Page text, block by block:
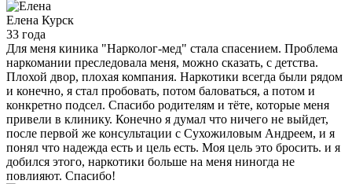
Елена Курск
33 года
Для меня киника "Нарколог-мед" стала спасением. Проблема
наркомании преследовала меня, можно сказать, с детства.
Плохой двор, плохая компания. Наркотики всегда были рядом
и конечно, я стал пробовать, потом баловаться, а потом и
конкретно подсел. Спасибо родителям и тёте, которые меня
привели в клинику. Конечно я думал что ничего не выйдет,
после первой же консультации с Сухожиловым Андреем, и я
понял что надежда есть и цель есть. Моя цель это бросить. и я
добился этого, наркотики больше на меня ниногда не
повлияют. Спасибо!